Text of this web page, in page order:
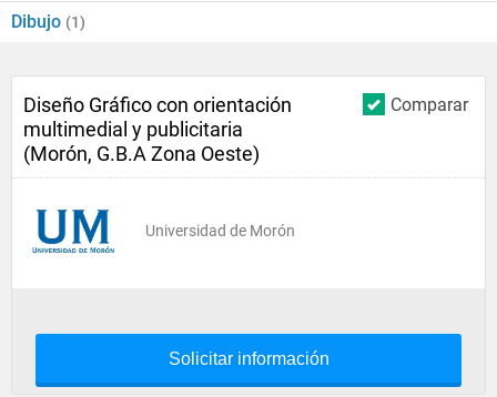
Dibujo (1)
Comparar
Diseño Gráfico con orientación
multimedial y publicitaria
(Morón, G.B.A Zona Oeste)
Universidad de Morón
Solicitar información